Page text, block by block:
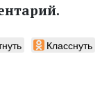
Класснуть